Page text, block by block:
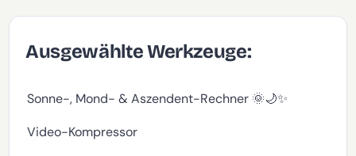
Ausgewählte Werkzeuge:
Sonne-, Mond- & Aszendent-Rechner 🌞🌙✨
Video-Kompressor